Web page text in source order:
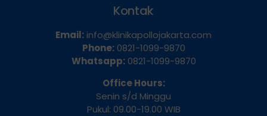
Kontak
Email: info@klinikapollojakarta.com
Phone:0821-1099-9870
Whatsapp:0821-1099-9870
Office Hours:
Senin s/d Minggu
Pukul: 09.00-19.00 WIB